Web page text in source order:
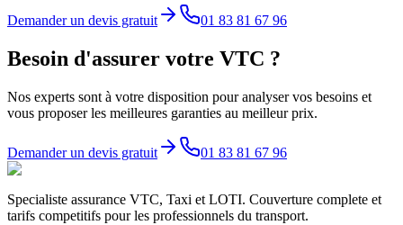
Demander un devis gratuit 01 83 81 67 96
Besoin d'assurer votre VTC ?
Nos experts sont à votre disposition pour analyser vos besoins et
vous proposer les meilleures garanties au meilleur prix.
Demander un devis gratuit 01 83 81 67 96
Specialiste assurance VTC, Taxi et LOTI. Couverture complete et
tarifs competitifs pour les professionnels du transport.